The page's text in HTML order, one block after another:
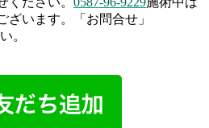
ざいます。「お問合せ」
。